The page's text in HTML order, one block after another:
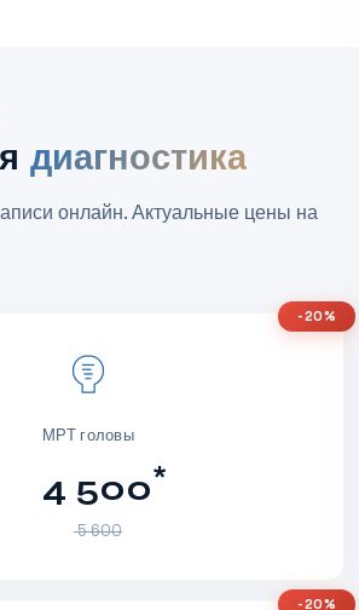
диагностика
онлайн. Актуальные цены на
МРТ головы
4 500*
5 600
-20%
-20%